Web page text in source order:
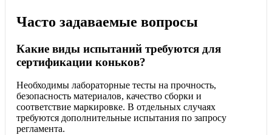
Часто задаваемые вопросы
Какие виды испытаний требуются для
сертификации коньков?
Необходимы лабораторные тесты на прочность,
безопасность материалов, качество сборки и
соответствие маркировке. В отдельных случаях
требуются дополнительные испытания по запросу
регламента.